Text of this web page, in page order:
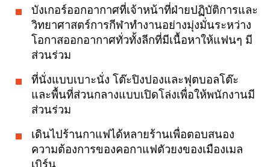
บังเกอร์ออกอากาศที่เจ้าหน้าที่ฝ่ายปฏิบัติการและ
วิทยาศาสตร์การกีฬาทำงานอย่างมุ่งมั่นระหว่าง
โอกาสออกอากาศทั่วทั้งลีกที่มีเนื้อหาให้แฟนๆ มี
ส่วนร่วม
ที่นั่งแบบเบาะนั่ง โต๊ะปิงปองและฟุตบอลโต๊ะ
และพื้นที่ส่วนกลางแบบเปิดโล่งเพื่อให้พนักงานมี
ส่วนร่วม
เดินไปร้านกาแฟได้หลายร้านเพื่อตอบสนอง
ความต้องการของคอกาแฟตัวยงของเมืองเมล